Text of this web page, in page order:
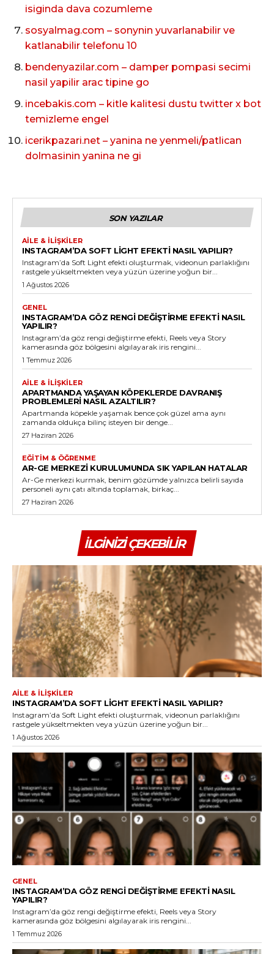
isiginda dava cozumleme
sosyalmag.com – sonynin yuvarlanabilir ve
katlanabilir telefonu 10
bendenyazilar.com – damper pompasi secimi
nasil yapilir arac tipine go
incebakis.com – kitle kalitesi dustu twitter x bot
temizleme engel
icerikpazari.net – yanina ne yenmeli/patlican
dolmasinin yanina ne gi
SON YAZILAR
AILE & İLIŞKILER
INSTAGRAM’DA SOFT LIGHT EFEKTI NASIL YAPILIR?
Instagram’da Soft Light efekti oluşturmak, videonun parlaklığını
rastgele yükseltmekten veya yüzün üzerine yoğun bir...
1 Ağustos 2026
GENEL
INSTAGRAM’DA GÖZ RENGI DEĞIŞTIRME EFEKTI NASIL
YAPILIR?
Instagram’da göz rengi değiştirme efekti, Reels veya Story
kamerasında göz bölgesini algılayarak iris rengini...
1 Temmuz 2026
AILE & İLIŞKILER
APARTMANDA YAŞAYAN KÖPEKLERDE DAVRANIŞ
PROBLEMLERI NASIL AZALTILIR?
Apartmanda köpekle yaşamak bence çok güzel ama aynı
zamanda oldukça bilinç isteyen bir denge...
27 Haziran 2026
EĞITIM & ÖĞRENME
AR-GE MERKEZI KURULUMUNDA SIK YAPILAN HATALAR
Ar-Ge merkezi kurmak, benim gözümde yalnızca belirli sayıda
personeli aynı çatı altında toplamak, birkaç...
27 Haziran 2026
İLGINIZI ÇEKEBILIR
AILE & İLIŞKILER
INSTAGRAM’DA SOFT LIGHT EFEKTI NASIL YAPILIR?
Instagram’da Soft Light efekti oluşturmak, videonun parlaklığını
rastgele yükseltmekten veya yüzün üzerine yoğun bir...
1 Ağustos 2026
GENEL
INSTAGRAM’DA GÖZ RENGI DEĞIŞTIRME EFEKTI NASIL
YAPILIR?
Instagram’da göz rengi değiştirme efekti, Reels veya Story
kamerasında göz bölgesini algılayarak iris rengini...
1 Temmuz 2026